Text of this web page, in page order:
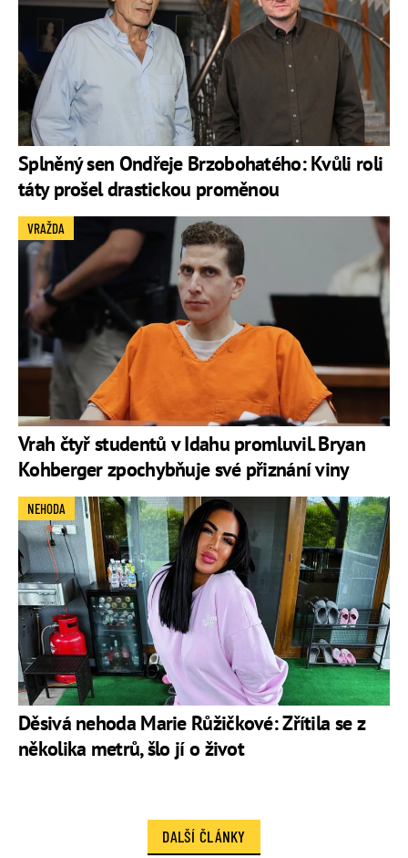
Splněný sen Ondřeje Brzobohatého: Kvůli roli
táty prošel drastickou proměnou
Vrah čtyř studentů v Idahu promluvil. Bryan
Kohberger zpochybňuje své přiznání viny
VRAŽDA
Děsivá nehoda Marie Růžičkové: Zřítila se z
několika metrů, šlo jí o život
NEHODA
DALŠÍ ČLÁNKY